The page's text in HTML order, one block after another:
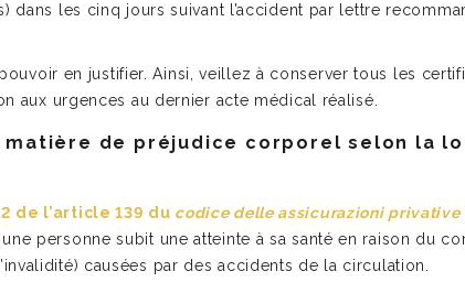
dans les cinq jours suivant l’accident par lettre
en justifier. Ainsi, veillez à conserver tous les
aux urgences au dernier acte médical réalisé.
matière de préjudice corporel selon la
de l’article 139 du codice delle assicurazioni privative
personne subit une atteinte à sa santé en raison du
causées par des accidents de la circulation.